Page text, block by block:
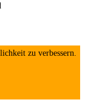
zu verbessern.